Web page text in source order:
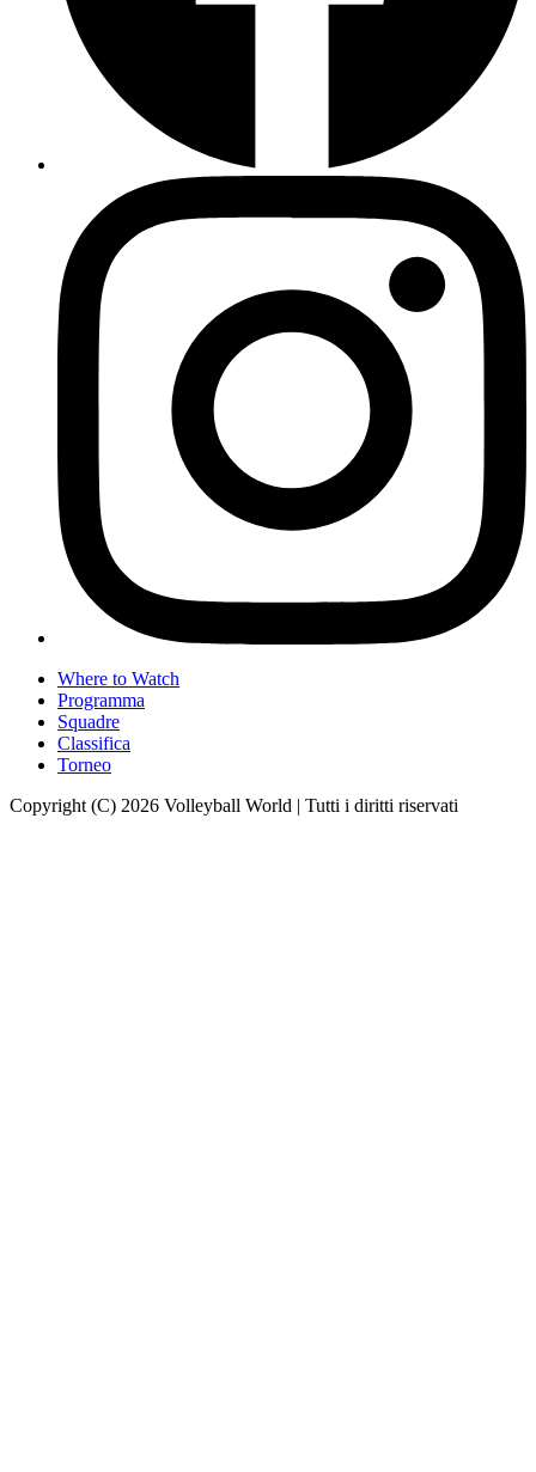
Where to Watch
Programma
Squadre
Classifica
Torneo
Copyright (C) 2026 Volleyball World | Tutti i diritti riservati